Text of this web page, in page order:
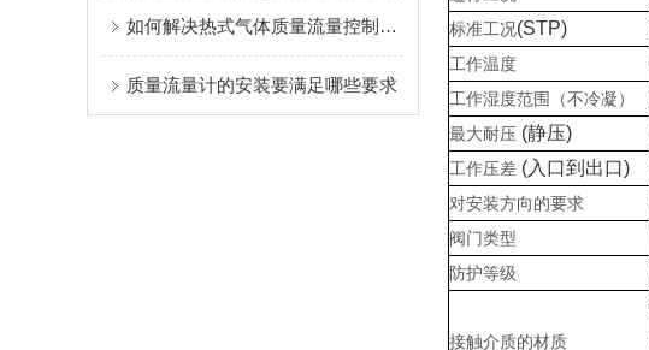
标准工况(STP)
工作温度
工作湿度范围（不冷凝）
最大耐压 (静压)
工作压差 (入口到出口)
对安装方向的要求
阀门类型
防护等级
接触介质的材质
如何解决热式气体质量流量控制器零点漂移的问题
质量流量计的安装要满足哪些要求